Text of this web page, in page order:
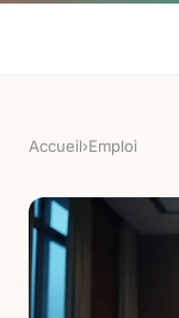
Accueil›Emploi